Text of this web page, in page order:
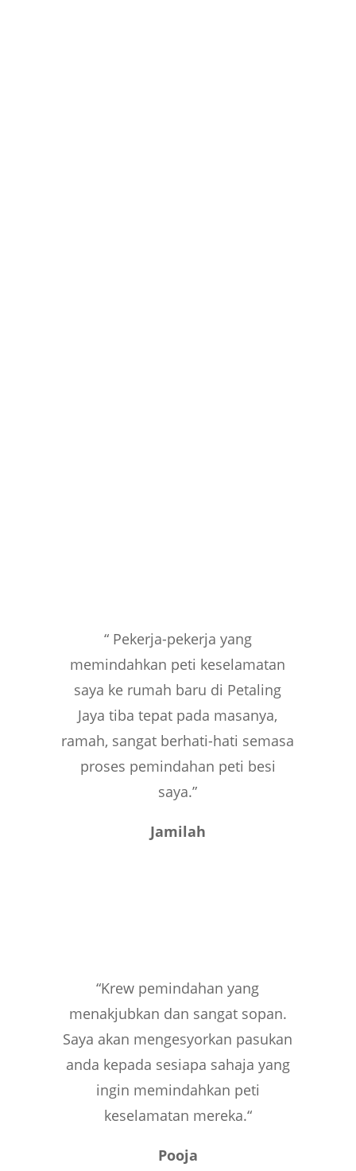
“ Pekerja-pekerja yang
memindahkan peti keselamatan
saya ke rumah baru di Petaling
Jaya tiba tepat pada masanya,
ramah, sangat berhati-hati semasa
proses pemindahan peti besi
saya.”
Jamilah
“Krew pemindahan yang
menakjubkan dan sangat sopan.
Saya akan mengesyorkan pasukan
anda kepada sesiapa sahaja yang
ingin memindahkan peti
keselamatan mereka.“
Pooja